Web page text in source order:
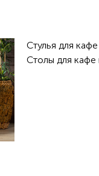
Стулья для
Столы для кафе